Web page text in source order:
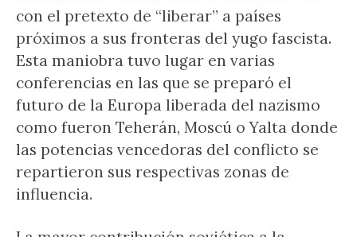
con el pretexto de “liberar” a países
próximos a sus fronteras del yugo fascista.
Esta maniobra tuvo lugar en varias
conferencias en las que se preparó el
futuro de la Europa liberada del nazismo
como fueron Teherán, Moscú o Yalta donde
las potencias vencedoras del conflicto se
repartieron sus respectivas zonas de
influencia.